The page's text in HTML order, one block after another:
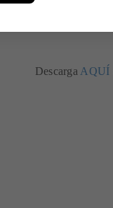
Descarga AQUÍ